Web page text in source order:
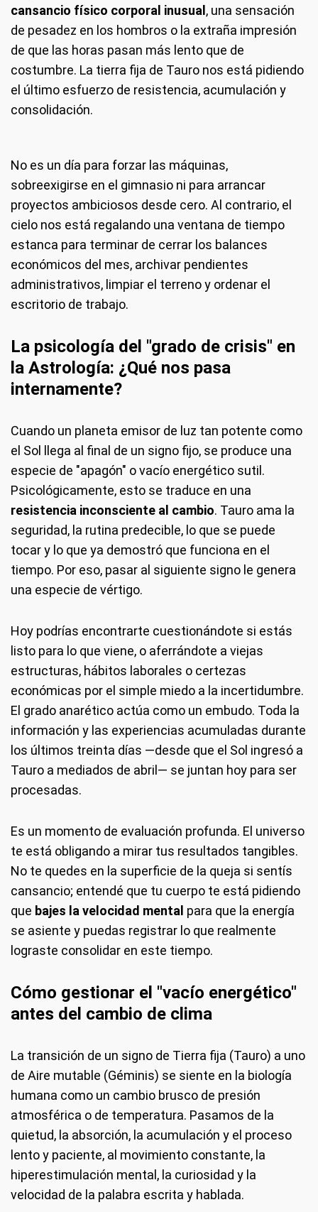
cansancio físico corporal inusual , una sensación
de pesadez en los hombros o la extraña impresión
de que las horas pasan más lento que de
costumbre. La tierra fija de Tauro nos está pidiendo
el último esfuerzo de resistencia, acumulación y
consolidación.
No es un día para forzar las máquinas,
sobreexigirse en el gimnasio ni para arrancar
proyectos ambiciosos desde cero. Al contrario, el
cielo nos está regalando una ventana de tiempo
estanca para terminar de cerrar los balances
económicos del mes, archivar pendientes
administrativos, limpiar el terreno y ordenar el
escritorio de trabajo.
La psicología del "grado de crisis" en
la Astrología: ¿Qué nos pasa
internamente?
Cuando un planeta emisor de luz tan potente como
el Sol llega al final de un signo fijo, se produce una
especie de "apagón" o vacío energético sutil.
Psicológicamente, esto se traduce en una
resistencia inconsciente al cambio. Tauro ama la
seguridad, la rutina predecible, lo que se puede
tocar y lo que ya demostró que funciona en el
tiempo. Por eso, pasar al siguiente signo le genera
una especie de vértigo.
Hoy podrías encontrarte cuestionándote si estás
listo para lo que viene, o aferrándote a viejas
estructuras, hábitos laborales o certezas
económicas por el simple miedo a la incertidumbre.
El grado anarético actúa como un embudo. Toda la
información y las experiencias acumuladas durante
los últimos treinta días —desde que el Sol ingresó a
Tauro a mediados de abril— se juntan hoy para ser
procesadas.
Es un momento de evaluación profunda. El universo
te está obligando a mirar tus resultados tangibles.
No te quedes en la superficie de la queja si sentís
cansancio; entendé que tu cuerpo te está pidiendo
que bajes la velocidad mental para que la energía
se asiente y puedas registrar lo que realmente
lograste consolidar en este tiempo.
Cómo gestionar el "vacío energético"
antes del cambio de clima
La transición de un signo de Tierra fija (Tauro) a uno
de Aire mutable (Géminis) se siente en la biología
humana como un cambio brusco de presión
atmosférica o de temperatura. Pasamos de la
quietud, la absorción, la acumulación y el proceso
lento y paciente, al movimiento constante, la
hiperestimulación mental, la curiosidad y la
velocidad de la palabra escrita y hablada.